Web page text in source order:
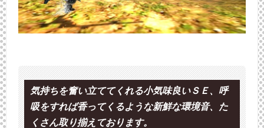
気持ちを奮い立ててくれる小気味良いＳＥ、呼
吸をすれば香ってくるような新鮮な環境音、た
くさん取り揃えております。